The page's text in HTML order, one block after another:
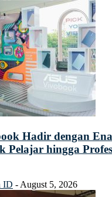
Hadir dengan
Pelajar hingga
ID - August 5, 2026